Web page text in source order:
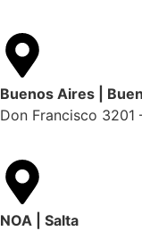
Buenos Aires |
Don Francisco 3201
NOA | Salta